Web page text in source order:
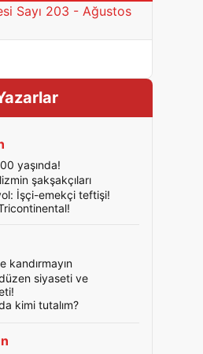
yaşında!
şakşakçıları
İşçi-emekçi teftişi!
kandırmayın
siyaseti ve
kimi tutalım?